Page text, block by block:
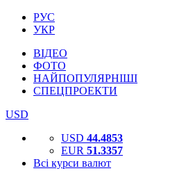
РУС
УКР
ВІДЕО
ФОТО
НАЙПОПУЛЯРНІШІ
СПЕЦПРОЕКТИ
USD
USD 44.4853
EUR 51.3357
Всі курси валют